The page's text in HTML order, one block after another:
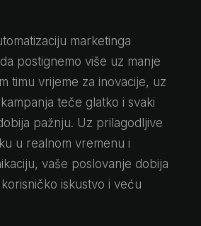
marketinga
postignemo više uz manje
timu vrijeme za inovacije, uz
teče glatko i svaki
pažnju. Uz prilagodljive
u realnom vremenu i
vaše poslovanje dobija
iskustvo i veću